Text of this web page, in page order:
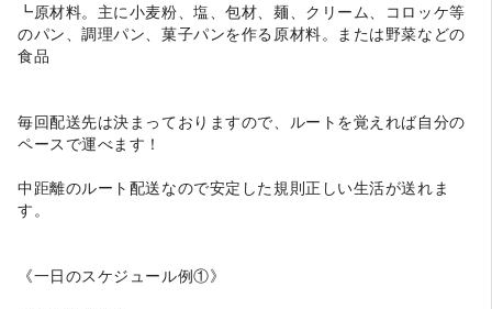
┗原材料。主に小麦粉、塩、包材、麺、クリーム、コロッケ等
のパン、調理パン、菓子パンを作る原材料。または野菜などの
食品
毎回配送先は決まっておりますので、ルートを覚えれば自分の
ペースで運べます！
中距離のルート配送なので安定した規則正しい生活が送れま
す。
《一日のスケジュール例①》